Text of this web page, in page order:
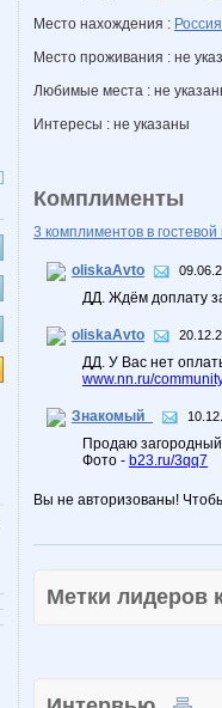
Место нахождения : Россия
Место проживания : не
Любимые места : не
Интересы : не указаны
Комплименты
3 комплиментов в гостевой
oliskaAvto
ДД. Ждём доплату
oliskaAvto
ДД. У Вас нет
www.nn.ru/
Знакомый_
Продаю
Фото - b23.ru/3qq7
Вы не авторизованы!
Метки